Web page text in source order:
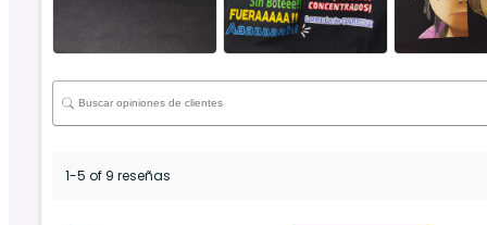
1-5 of 9 reseñas